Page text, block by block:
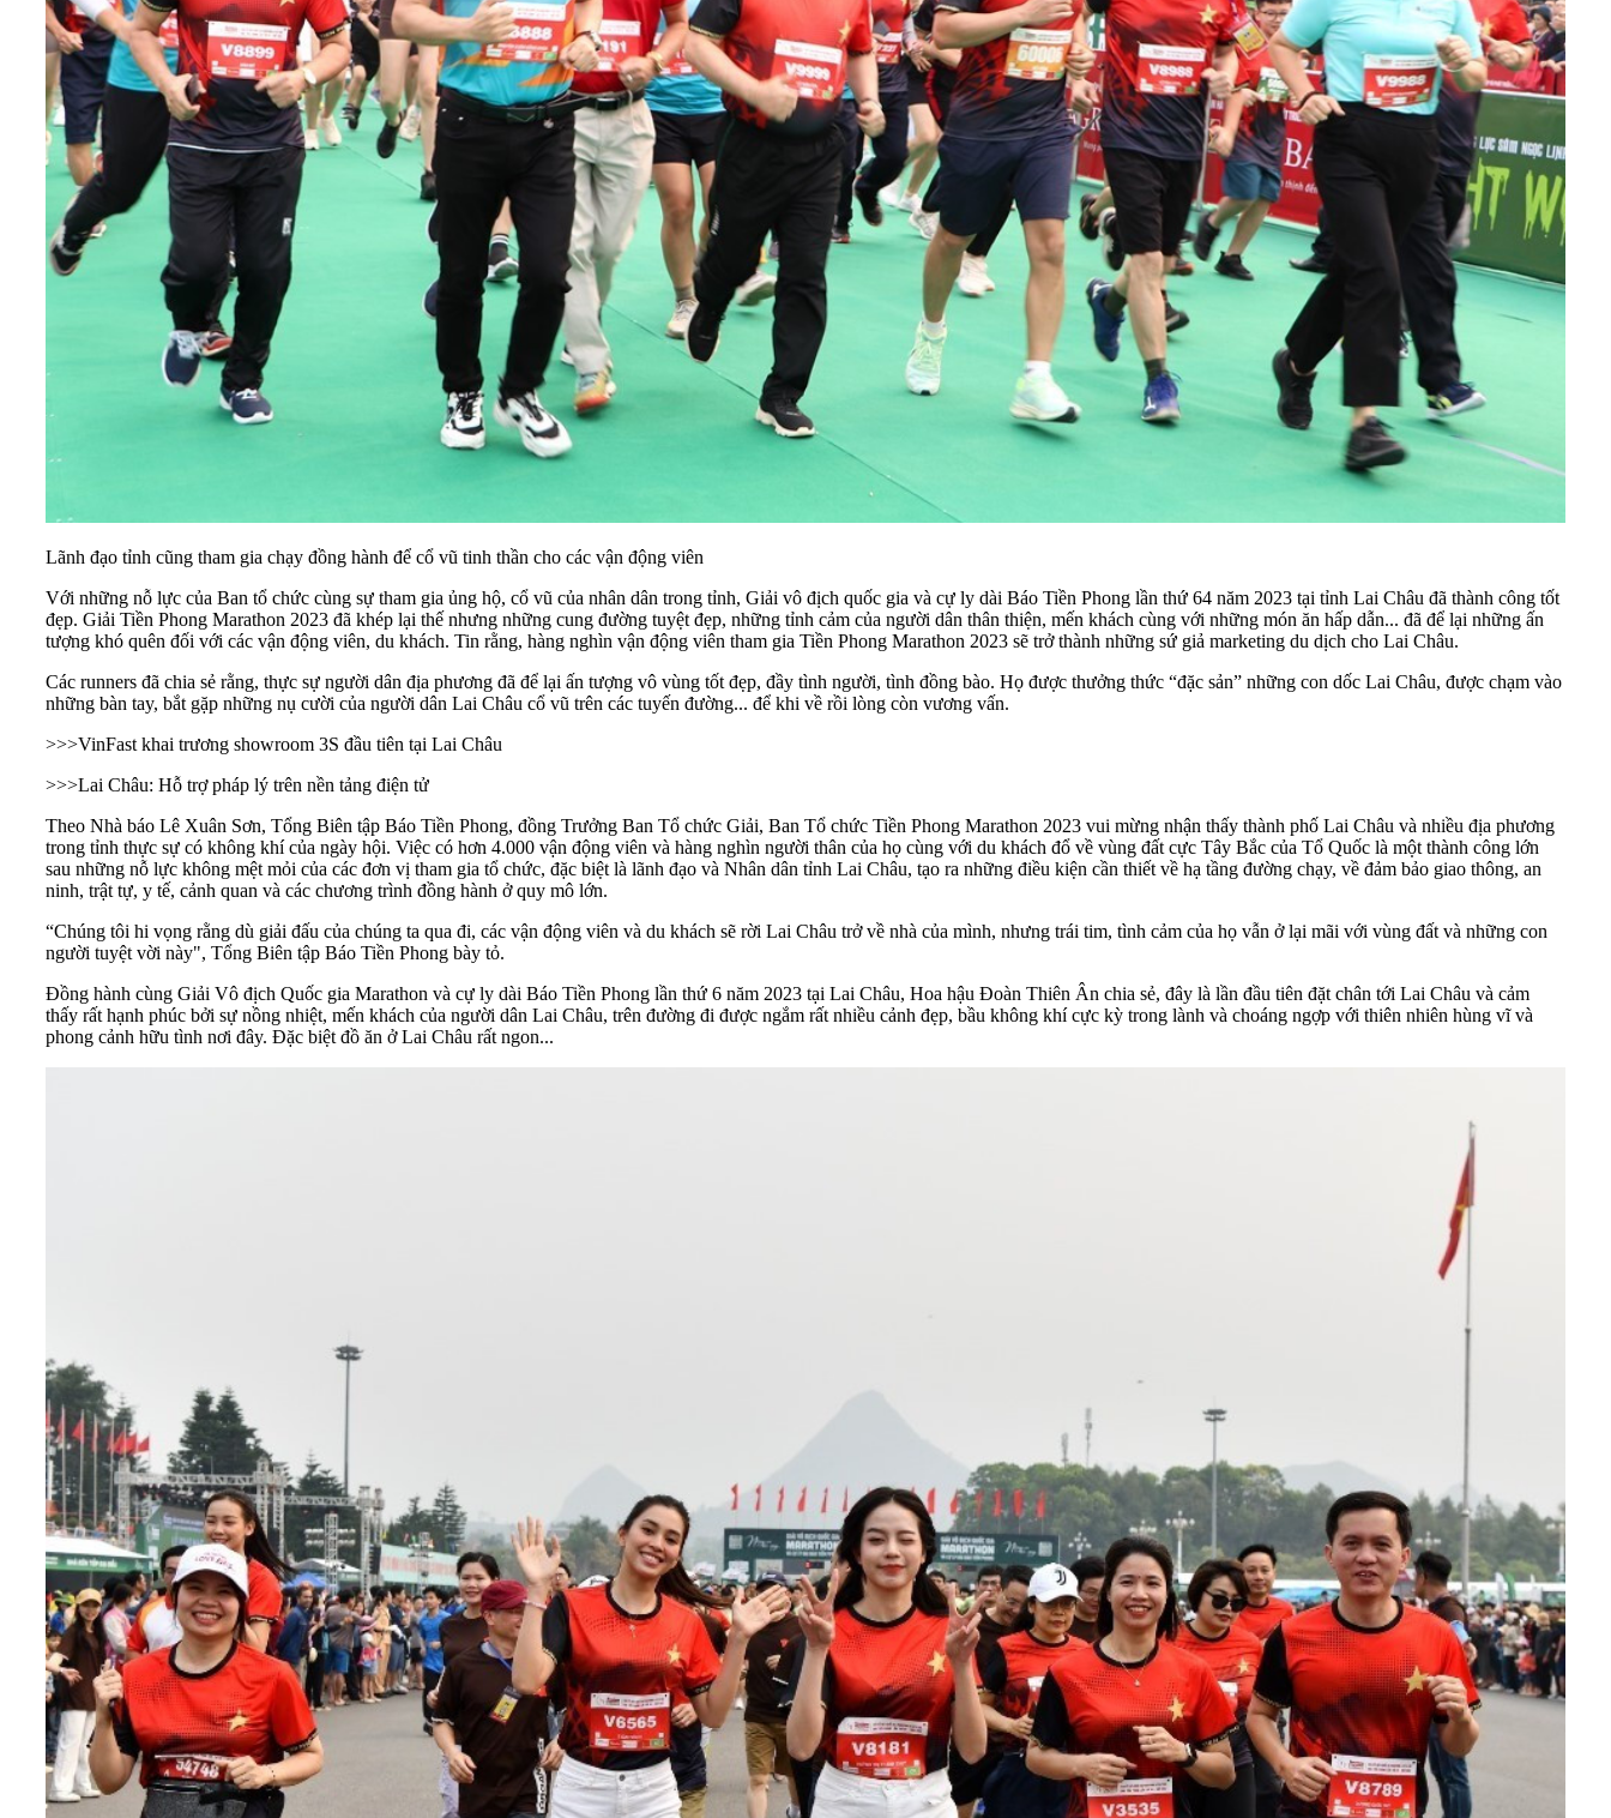
Lãnh đạo tỉnh cũng tham gia chạy đồng hành để cổ vũ tinh thần cho các vận động viên
Với những nỗ lực của Ban tổ chức cùng sự tham gia ủng hộ, cổ vũ của nhân dân trong tỉnh, Giải vô địch quốc gia và cự ly dài Báo Tiền Phong lần thứ 64 năm 2023 tại tỉnh Lai Châu đã thành công tốt
đẹp. Giải Tiền Phong Marathon 2023 đã khép lại thế nhưng những cung đường tuyệt đẹp, những tỉnh cảm của người dân thân thiện, mến khách cùng với những món ăn hấp dẫn... đã để lại những ấn
tượng khó quên đối với các vận động viên, du khách. Tin rằng, hàng nghìn vận động viên tham gia Tiền Phong Marathon 2023 sẽ trở thành những sứ giả marketing du dịch cho Lai Châu.
Các runners đã chia sẻ rằng, thực sự người dân địa phương đã để lại ấn tượng vô vùng tốt đẹp, đầy tình người, tình đồng bào. Họ được thưởng thức “đặc sản” những con dốc Lai Châu, được chạm vào
những bàn tay, bắt gặp những nụ cười của người dân Lai Châu cổ vũ trên các tuyến đường... để khi về rồi lòng còn vương vấn.
>>>VinFast khai trương showroom 3S đầu tiên tại Lai Châu
>>>Lai Châu: Hỗ trợ pháp lý trên nền tảng điện tử
Theo Nhà báo Lê Xuân Sơn, Tổng Biên tập Báo Tiền Phong, đồng Trưởng Ban Tổ chức Giải, Ban Tổ chức Tiền Phong Marathon 2023 vui mừng nhận thấy thành phố Lai Châu và nhiều địa phương
trong tỉnh thực sự có không khí của ngày hội. Việc có hơn 4.000 vận động viên và hàng nghìn người thân của họ cùng với du khách đổ về vùng đất cực Tây Bắc của Tổ Quốc là một thành công lớn
sau những nỗ lực không mệt mỏi của các đơn vị tham gia tổ chức, đặc biệt là lãnh đạo và Nhân dân tỉnh Lai Châu, tạo ra những điều kiện cần thiết về hạ tầng đường chạy, về đảm bảo giao thông, an
ninh, trật tự, y tế, cảnh quan và các chương trình đồng hành ở quy mô lớn.
“Chúng tôi hi vọng rằng dù giải đấu của chúng ta qua đi, các vận động viên và du khách sẽ rời Lai Châu trở về nhà của mình, nhưng trái tim, tình cảm của họ vẫn ở lại mãi với vùng đất và những con
người tuyệt vời này", Tổng Biên tập Báo Tiền Phong bày tỏ.
Đồng hành cùng Giải Vô địch Quốc gia Marathon và cự ly dài Báo Tiền Phong lần thứ 6 năm 2023 tại Lai Châu, Hoa hậu Đoàn Thiên Ân chia sẻ, đây là lần đầu tiên đặt chân tới Lai Châu và cảm
thấy rất hạnh phúc bởi sự nồng nhiệt, mến khách của người dân Lai Châu, trên đường đi được ngắm rất nhiều cảnh đẹp, bầu không khí cực kỳ trong lành và choáng ngợp với thiên nhiên hùng vĩ và
phong cảnh hữu tình nơi đây. Đặc biệt đồ ăn ở Lai Châu rất ngon...